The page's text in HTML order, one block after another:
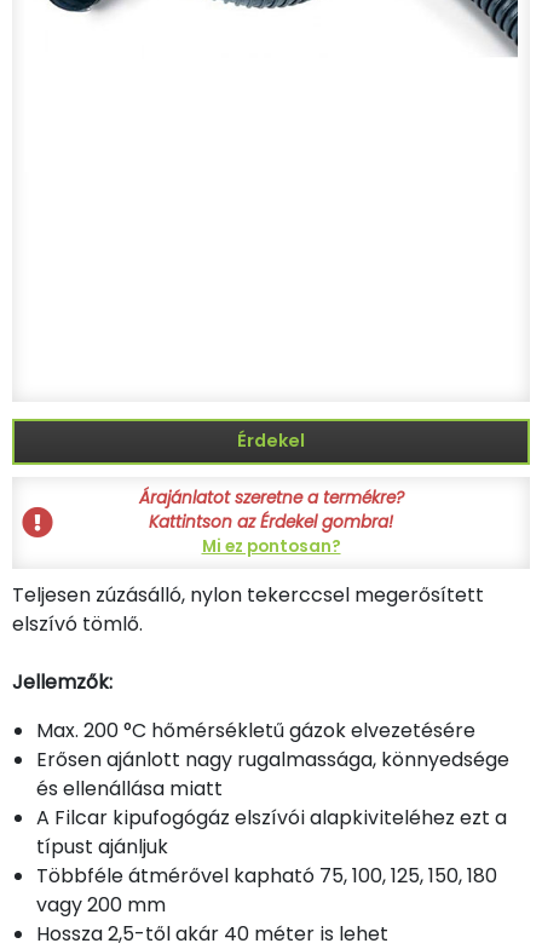
Érdekel
Árajánlatot szeretne a termékre?
Kattintson az Érdekel gombra!
Mi ez pontosan?
Teljesen zúzásálló, nylon tekerccsel megerősített
elszívó tömlő.
Jellemzők:
Max. 200 °C hőmérsékletű gázok elvezetésére
Erősen ajánlott nagy rugalmassága, könnyedsége
és ellenállása miatt
A Filcar kipufogógáz elszívói alapkiviteléhez ezt a
típust ajánljuk
Többféle átmérővel kapható 75, 100, 125, 150, 180
vagy 200 mm
Hossza 2,5-től akár 40 méter is lehet